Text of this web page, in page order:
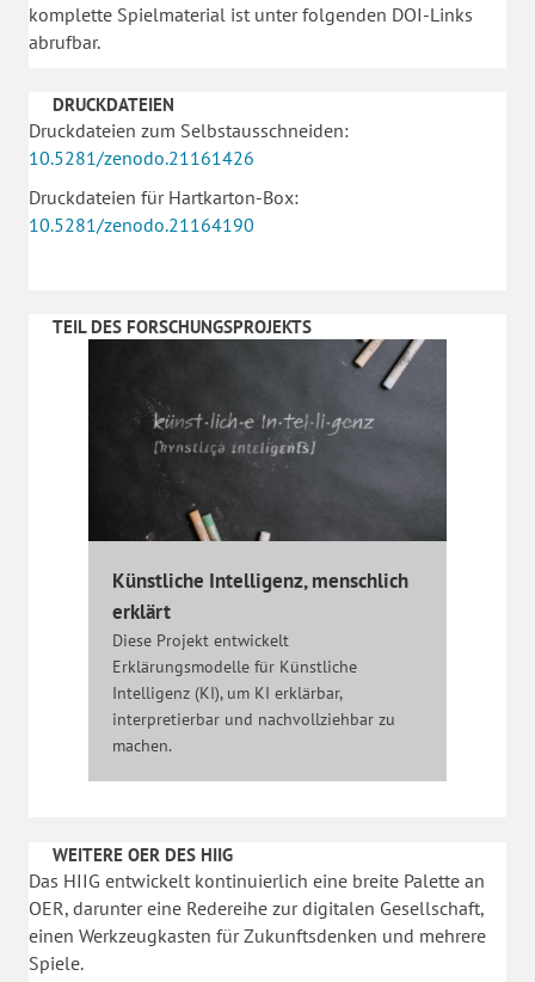
komplette Spielmaterial ist unter folgenden DOI-Links
abrufbar.
DRUCKDATEIEN
Druckdateien zum Selbstausschneiden:
10.5281/zenodo.21161426
Druckdateien für Hartkarton-Box:
10.5281/zenodo.21164190
TEIL DES FORSCHUNGSPROJEKTS
Künstliche Intelligenz, menschlich
erklärt
Diese Projekt entwickelt
Erklärungsmodelle für Künstliche
Intelligenz (KI), um KI erklärbar,
interpretierbar und nachvollziehbar zu
machen.
WEITERE OER DES HIIG
Das HIIG entwickelt kontinuierlich eine breite Palette an
OER, darunter eine Redereihe zur digitalen Gesellschaft,
einen Werkzeugkasten für Zukunftsdenken und mehrere
Spiele.